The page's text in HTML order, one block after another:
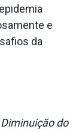
e
da
do